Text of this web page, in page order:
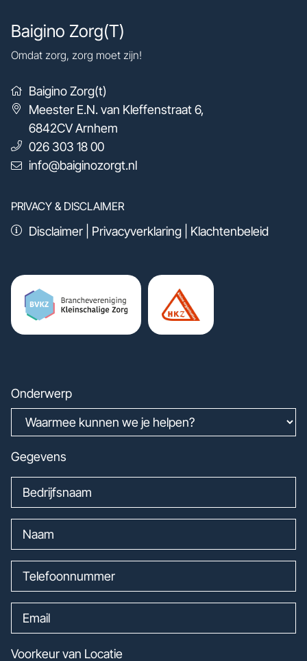
Baigino Zorg(T)
Omdat zorg, zorg moet zijn!
Baigino Zorg(t)
Meester E.N. van Kleffenstraat 6,
6842CV Arnhem
026 303 18 00
info@baiginozorgt.nl
PRIVACY & DISCLAIMER
Disclaimer| Privacyverklaring| Klachtenbeleid
Onderwerp
Gegevens
Voorkeur van Locatie